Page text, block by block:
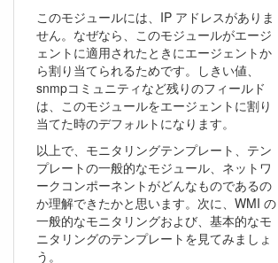
このモジュールには、IP アドレスがありま
せん。なぜなら、このモジュールがエージ
ェントに適用されたときにエージェントか
ら割り当てられるためです。しきい値、
snmpコミュニティなど残りのフィールド
は、このモジュールをエージェントに割り
当てた時のデフォルトになります。
以上で、モニタリングテンプレート、テン
プレートの一般的なモジュール、ネットワ
ークコンポーネントがどんなものであるの
か理解できたかと思います。次に、WMI の
一般的なモニタリングおよび、基本的なモ
ニタリングのテンプレートを見てみましょ
う。